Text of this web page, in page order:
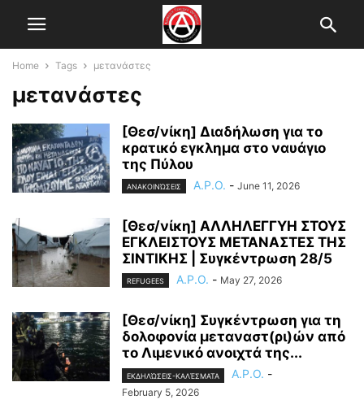
Home Tags μετανάστες
μετανάστες
[Θεσ/νίκη] Διαδήλωση για το
κρατικό εγκλημα στο ναυάγιο
της Πύλου
ΑΝΑΚΟΙΝΏΣΕΙΣ A.P.O. - June 11, 2026
[Θεσ/νίκη] ΑΛΛΗΛΕΓΓΥΗ ΣΤΟΥΣ
ΕΓΚΛΕΙΣΤΟΥΣ ΜΕΤΑΝΑΣΤΕΣ ΤΗΣ
ΣΙΝΤΙΚΗΣ | Συγκέντρωση 28/5
REFUGEES A.P.O. - May 27, 2026
[Θεσ/νίκη] Συγκέντρωση για τη
δολοφονία μεταναστ(ρι)ών από
το Λιμενικό ανοιχτά της...
ΕΚΔΗΛΏΣΕΙΣ-ΚΑΛΈΣΜΑΤΑ A.P.O. -
February 5, 2026